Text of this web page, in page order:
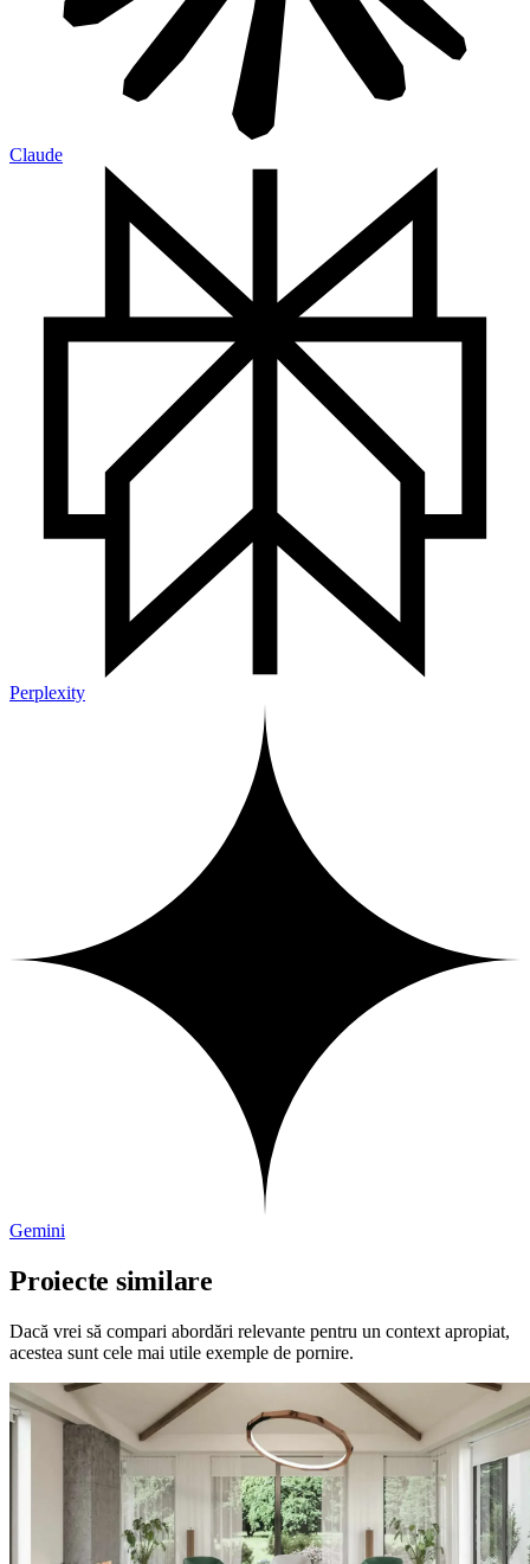
Claude
Perplexity
Gemini
Proiecte similare
Dacă vrei să compari abordări relevante pentru un context apropiat,
acestea sunt cele mai utile exemple de pornire.